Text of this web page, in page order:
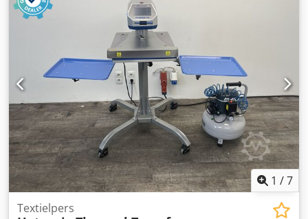
1 /7
Textielpers